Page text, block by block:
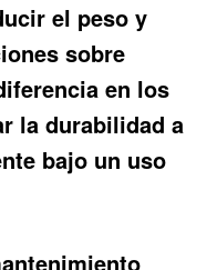
el peso y
sobre
en los
la durabilidad a
bajo un uso